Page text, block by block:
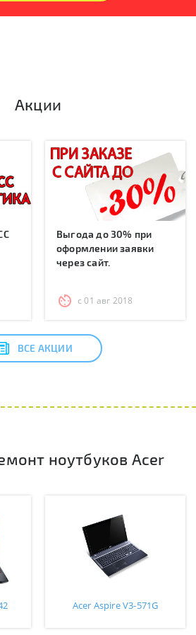
Акции
Выгода до 30% при
оформлении заявки
через сайт.
с 01 авг 2018
ВСЕ АКЦИИ
ноутбуков Acer
Acer Aspire V3-571G